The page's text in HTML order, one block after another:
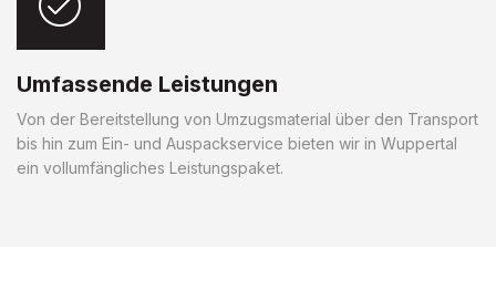
Umfassende Leistungen
Von der Bereitstellung von Umzugsmaterial über den Transport
bis hin zum Ein- und Auspackservice bieten wir in Wuppertal
ein vollumfängliches Leistungspaket.